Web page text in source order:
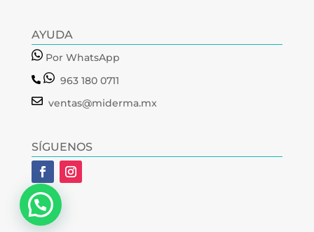
AYUDA
Por WhatsApp
963 180 0711
ventas@miderma.mx
SÍGUENOS